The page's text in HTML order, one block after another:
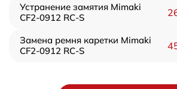
Устранение замятия Mimaki
CF2-0912 RC-S
Замена ремня каретки Mimaki
CF2-0912 RC-S